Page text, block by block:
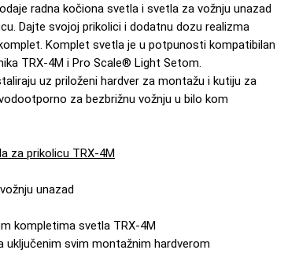
radna kočiona svetla i svetla za vožnju unazad
Dajte svojoj prikolici i dodatnu dozu realizma
Komplet svetla je u potpunosti kompatibilan
TRX-4M i Pro Scale® Light Setom.
uz priloženi hardver za montažu i kutiju za
za bezbrižnu vožnju u bilo kom
za prikolicu TRX-4M
unazad
kompletima svetla TRX-4M
uključenim svim montažnim hardverom